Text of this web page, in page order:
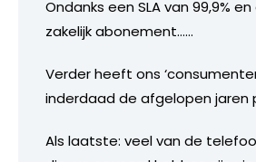
Ondanks een SLA van 99,9%
zakelijk abonement……
Verder heeft ons
inderdaad de afgelopen jaren
Als laatste: veel van de